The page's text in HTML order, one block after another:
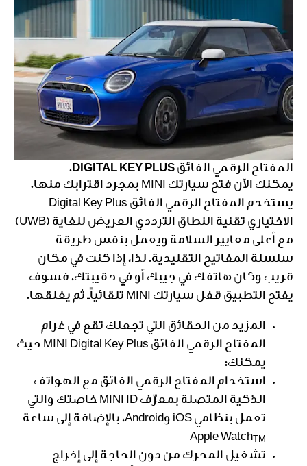
المفتاح الرقمي الفائق DIGITAL KEY PLUS.
يمكنك الآن فتح سيارتك MINI بمجرد اقترابك منها.
يستخدم المفتاح الرقمي الفائق Digital Key Plus
الاختياري تقنية النطاق الترددي العريض للغاية (UWB)
مع أعلى معايير السلامة ويعمل بنفس طريقة
سلسلة المفاتيح التقليدية. لذا، إذا كنت في مكان
قريب وكان هاتفك في جيبك أو في حقيبتك، فسوف
يفتح التطبيق قفل سيارتك MINI تلقائياًـ ثم يغلقها.
المزيد من الحقائق التي تجعلك تقع في غرام
المفتاح الرقمي الفائق MINI Digital Key Plus حيث
يمكنك:
استخدام المفتاح الرقمي الفائق مع الهواتف
الذكية المتصلة بمعرّف MINI ID خاصتك والتي
تعمل بنظامي iOS وAndroid، بالإضافة إلى ساعة
Apple Watch TM
تشغيل المحرك من دون الحاجة إلى إخراج